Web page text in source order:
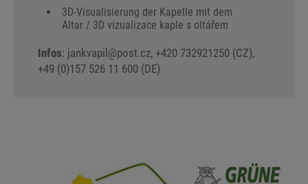
3D-Visualisierung der Kapelle mit dem
Altar / 3D vizualizace kaple s oltářem
Infos: jankvapil @post.cz, +420 732921250 (CZ),
+49 (0)157 526 11 600 (DE)